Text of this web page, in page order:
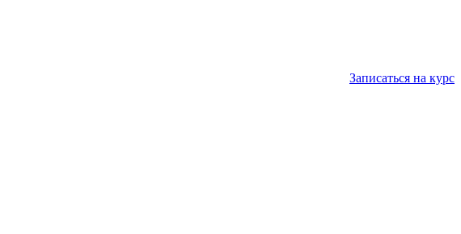
Записаться на курс